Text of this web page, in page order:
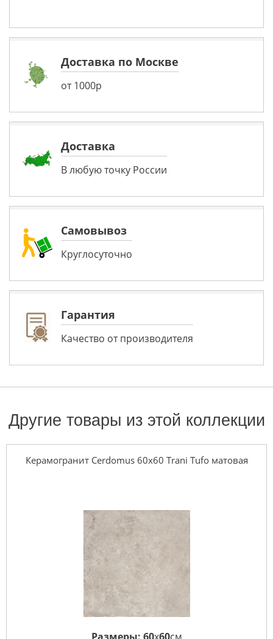
Доставка по Москве
от 1000р
Доставка
В любую точку России
Самовывоз
Круглосуточно
Гарантия
Качество от производителя
Другие товары из этой коллекции
Керамогранит Cerdomus 60x60 Trani Tufo матовая